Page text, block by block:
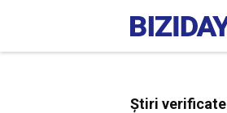
Știri verificate